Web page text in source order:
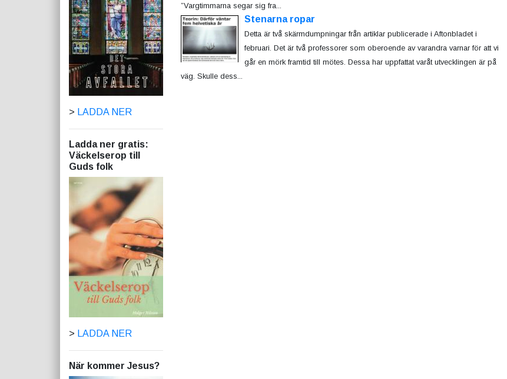
> LADDA NER
Ladda ner gratis:
Väckelserop till
Guds folk
> LADDA NER
När kommer Jesus?
”Vargtimmarna segar sig fra...
Stenarna ropar
Detta är två skärmdumpningar från artiklar publicerade i Aftonbladet i
februari. Det är två professorer som oberoende av varandra varnar för att vi
går en mörk framtid till mötes. Dessa har uppfattat varåt utvecklingen är på
väg. Skulle dess...